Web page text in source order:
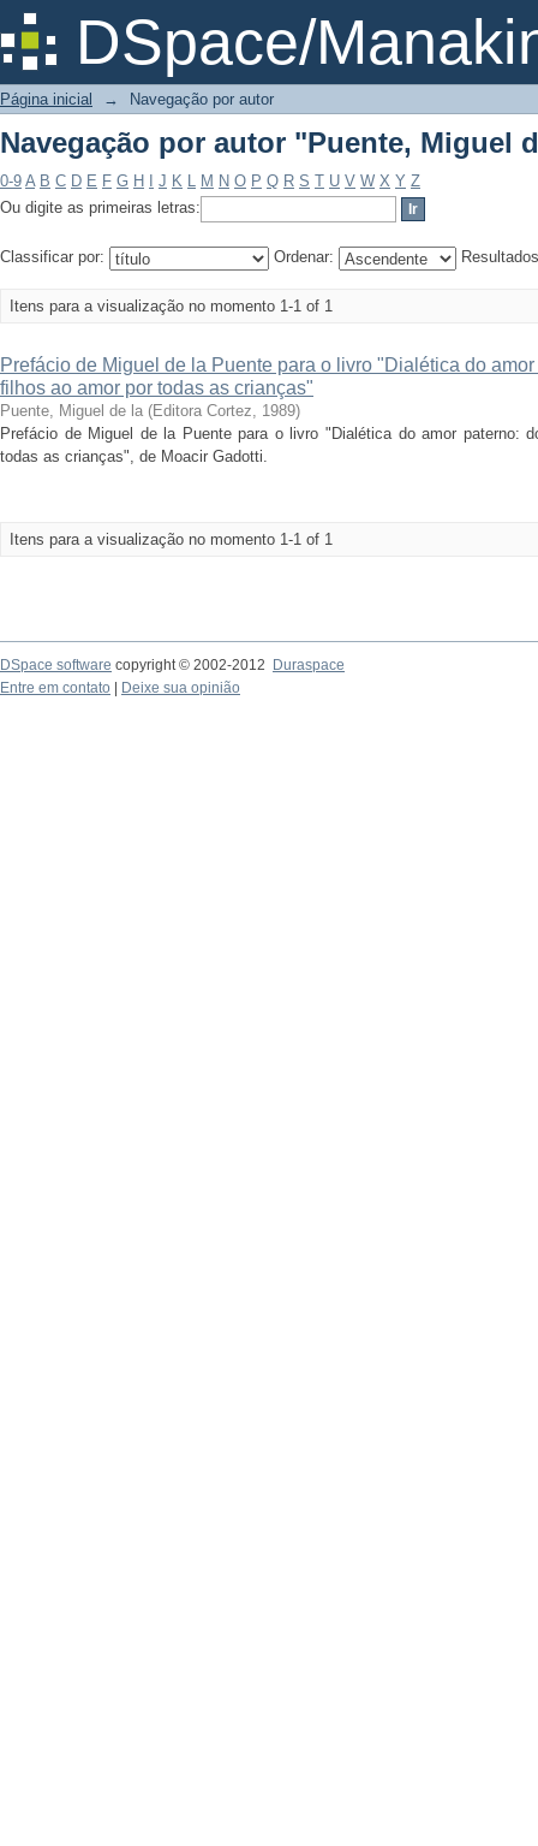
DSpace/
Navegação por autor "Puente, Miguel
Página inicial → Navegação por autor
Navegação por autor "Puente, Miguel
0-9 A B C D E F G H J K L M N O P Q R S T U V W X Y Z
Ou digite as primeiras letras:
Classificar por: Ordenar:
Itens para a visualização no momento 1-1 of 1
Prefácio de Miguel de la Puente para o livro "Dialética do
filhos ao amor por todas as crianças"
Puente, Miguel de la (Editora Cortez, 1989)
Prefácio de Miguel de la Puente para o livro "Dialética do amor paterno:
todas as crianças", de Moacir Gadotti.
Itens para a visualização no momento 1-1 of 1
DSpace software copyright © 2002-2012
Duraspace
Entre em contato
Deixe sua opinião